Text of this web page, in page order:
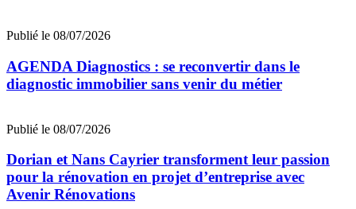
Publié le 08/07/2026
AGENDA Diagnostics : se reconvertir dans le
diagnostic immobilier sans venir du métier
Publié le 08/07/2026
Dorian et Nans Cayrier transforment leur passion
pour la rénovation en projet d’entreprise avec
Avenir Rénovations